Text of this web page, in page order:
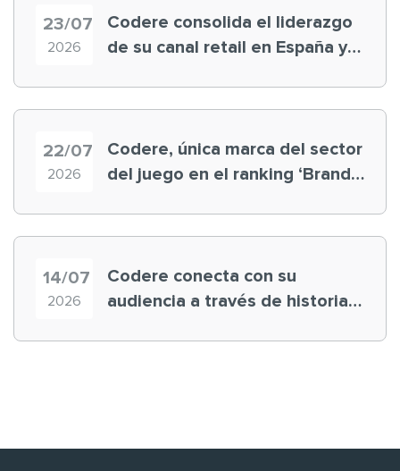
23/07
2026
Codere consolida el liderazgo
de su canal retail en España y
22/07
2026
Codere, única marca del sector
del juego en el ranking ‘Brand
14/07
2026
Codere conecta con su
audiencia a través de historias